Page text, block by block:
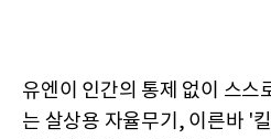
유엔이 인간의 통제 없이 스스
는 살상용 자율무기, 이른바 '